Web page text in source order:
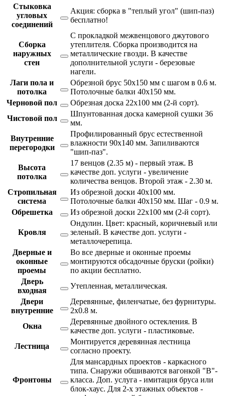
Стыковка
угловых
соединений
Акция: сборка в "теплый угол" (шип-паз)
бесплатно!
Сборка
наружных
стен
С прокладкой межвенцового джутового
утеплителя. Сборка производится на
металлические гвозди. В качестве
дополнительной услуги - березовые
нагели.
Лаги пола и
потолка
Обрезной брус 50х150 мм с шагом в 0.6 м.
Потолочные балки 40х150 мм.
Черновой пол
Обрезная доска 22х100 мм (2-й сорт).
Чистовой пол
Шпунтованная доска камерной сушки 36
мм.
Внутренние
перегородки
Профилированный брус естественной
влажности 90х140 мм. Запиливаются
"шип-паз".
Высота
потолка
17 венцов (2.35 м) - первый этаж. В
качестве доп. услуги - увеличение
количества венцов. Второй этаж - 2.30 м.
Стропильная
система
Из обрезной доски 40х100 мм.
Потолочные балки 40х150 мм. Шаг - 0.9 м.
Обрешетка
Из обрезной доски 22х100 мм (2-й сорт).
Кровля
Ондулин. Цвет: красный, коричневый или
зеленый. В качестве доп. услуги -
металлочерепица.
Дверные и
оконные
проемы
Во все дверные и оконные проемы
монтируются обсадочные бруски (ройки)
по акции бесплатно.
Дверь
входная
Утепленная, металлическая.
Двери
внутренние
Деревянные, филенчатые, без фурнитуры.
2х0.8 м.
Окна
Деревянные двойного остекления. В
качестве доп. услуги - пластиковые.
Лестница
Монтируется деревянная лестница
согласно проекту.
Фронтоны
Для мансардных проектов - каркасного
типа. Снаружи обшиваются вагонкой "В"-
класса. Доп. услуга - имитация бруса или
блок-хаус. Для 2-х этажных объектов -